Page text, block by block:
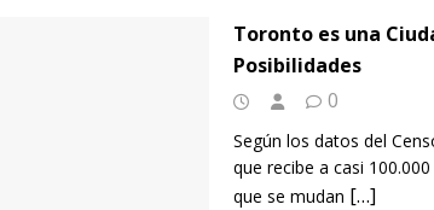
Toronto es una
Posibilidades
0
Según los datos del
que recibe a casi
que se mudan […]